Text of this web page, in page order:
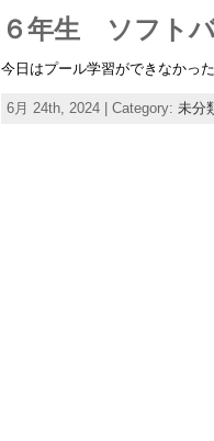
６年生 ソフト
今日はプール学習ができなかっ
6月 24th, 2024 | Category: 未分